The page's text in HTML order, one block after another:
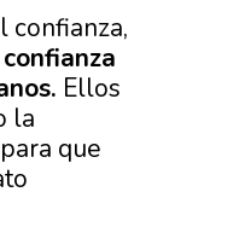
confianza,
Ellos
la
que